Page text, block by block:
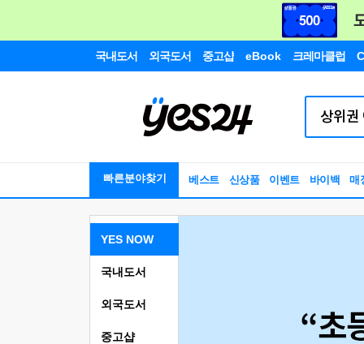
국내도서 외국도서 중고샵 eBook 크레마클럽
빠른분야찾기 베스트 신상품 이벤트 바이백 매
YES NOW
국내도서
외국도서
중고샵